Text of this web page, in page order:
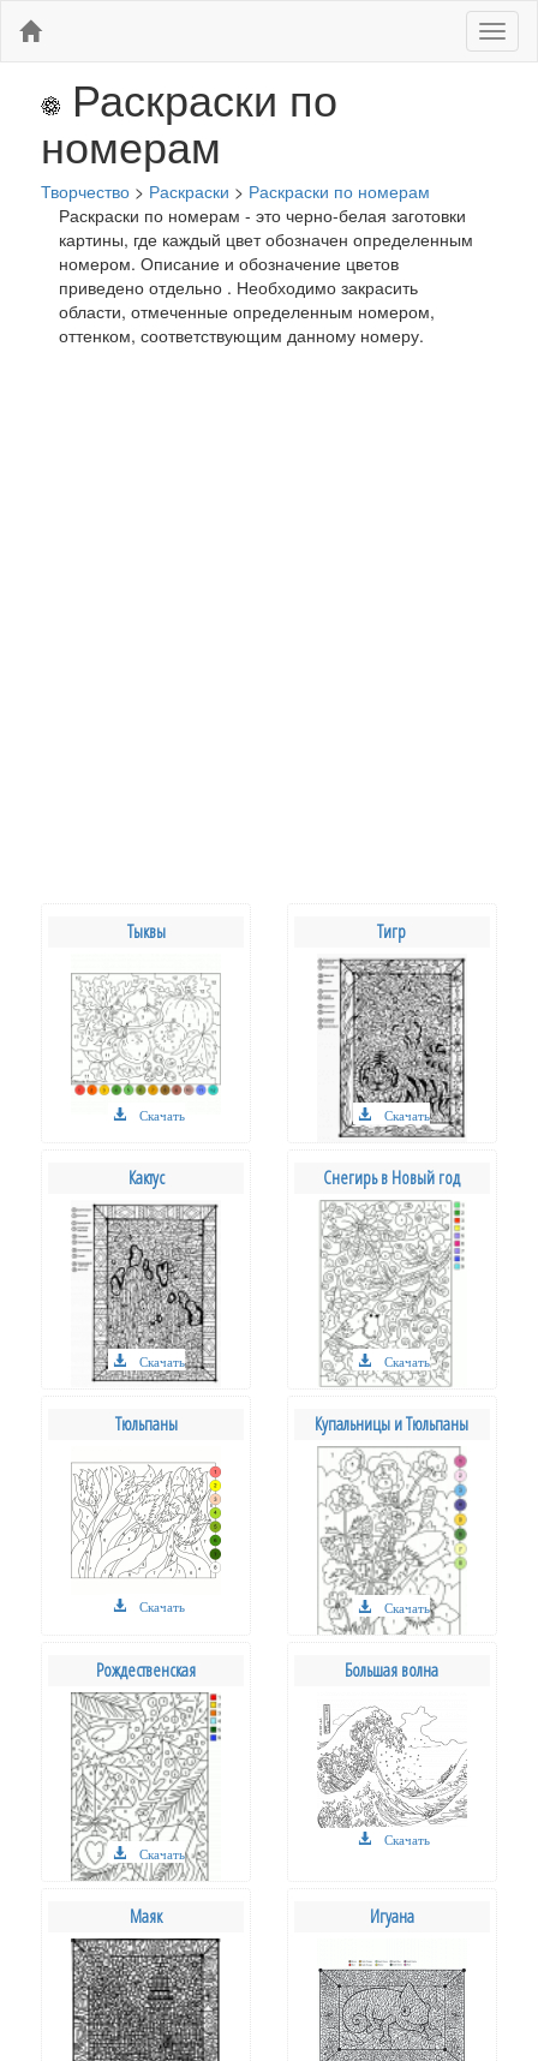
Меню
Раскраски по
номерам
Творчество > Раскраски > Раскраски по номерам
Раскраски по номерам - это черно-белая заготовки
картины, где каждый цвет обозначен определенным
номером. Описание и обозначение цветов
приведено отдельно . Необходимо закрасить
области, отмеченные определенным номером,
оттенком, соответствующим данному номеру.
Тыквы
Скачать
Тигр
Скачать
Кактус
Скачать
Снегирь в Новый год
Скачать
Тюльпаны
Скачать
Купальницы и Тюльпаны
Скачать
Рождественская
Скачать
Большая волна
Скачать
Маяк Игуана